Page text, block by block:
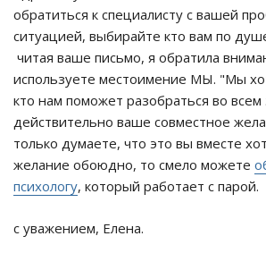
обратиться к специалисту с вашей
ситуацией, выбирайте кто вам по
читая ваше письмо, я обратила
используете местоимение МЫ. "Мы
кто нам поможет разобраться во
действительно ваше совместное
только думаете, что это вы вместе
желание обоюдно, то смело можете
психологу, который работает с парой.
с уважением, Елена.